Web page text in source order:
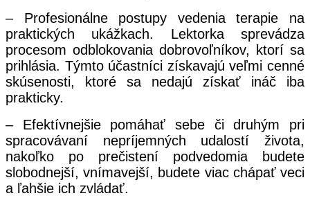
– Profesionálne postupy vedenia terapie na
praktických ukážkach. Lektorka sprevádza
procesom odblokovania dobrovoľníkov, ktorí sa
prihlásia. Týmto účastníci získavajú veľmi cenné
skúsenosti, ktoré sa nedajú získať ináč iba
prakticky.
– Efektívnejšie pomáhať sebe či druhým pri
spracovávaní nepríjemných udalostí života,
nakoľko po prečistení podvedomia budete
slobodnejší, vnímavejší, budete viac chápať veci
a ľahšie ich zvládať.